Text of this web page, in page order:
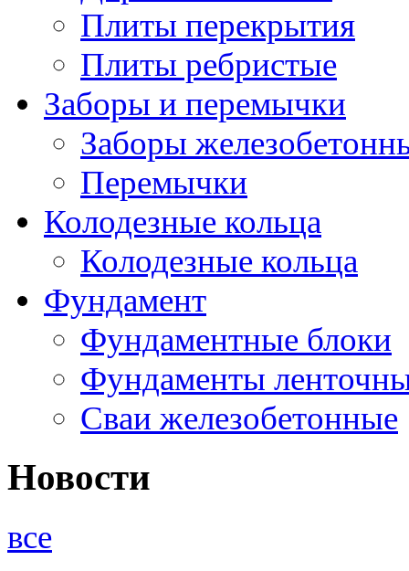
Плиты перекрытия
Плиты ребристые
Заборы и перемычки
Заборы
Перемычки
Колодезные кольца
Колодезные кольца
Фундамент
Фундаментные блоки
Фундаменты
Сваи железобетонные
Новости
все